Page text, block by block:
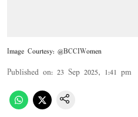
Image Courtesy: @BCCIWomen
Published on: 23 Sep 2025, 1:41 pm